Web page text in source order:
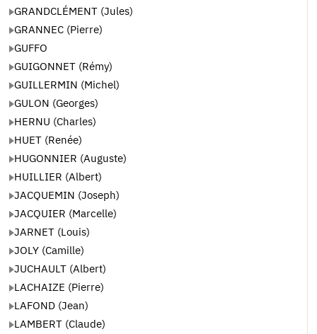
GRANDCLÉMENT (Jules)
GRANNEC (Pierre)
GUFFO
GUIGONNET (Rémy)
GUILLERMIN (Michel)
GULON (Georges)
HERNU (Charles)
HUET (Renée)
HUGONNIER (Auguste)
HUILLIER (Albert)
JACQUEMIN (Joseph)
JACQUIER (Marcelle)
JARNET (Louis)
JOLY (Camille)
JUCHAULT (Albert)
LACHAIZE (Pierre)
LAFOND (Jean)
LAMBERT (Claude)